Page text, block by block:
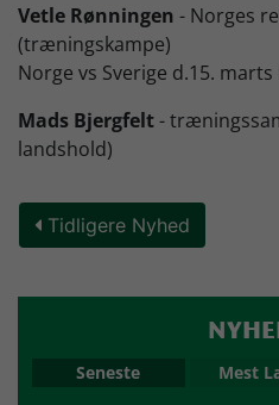
Vetle Rønningen - Norges
(træningskampe)
Norge vs Sverige d.15. marts
Mads Bjergfelt-
landshold)
Tidligere Nyhed
Seneste Mest